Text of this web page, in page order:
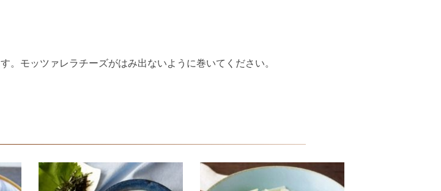
。モッツァレラチーズがはみ出ないように巻いてください。